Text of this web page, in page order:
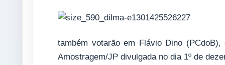
também votarão em Flávio Dino
Amostragem/JP divulgada no dia 1º de